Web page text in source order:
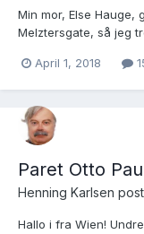
Min mor, Else Hauge,
Melztersgate, så jeg
sikker på om hun
April 1, 2018
Paret Otto
Henning Karlsen
Hallo i fra Wien!